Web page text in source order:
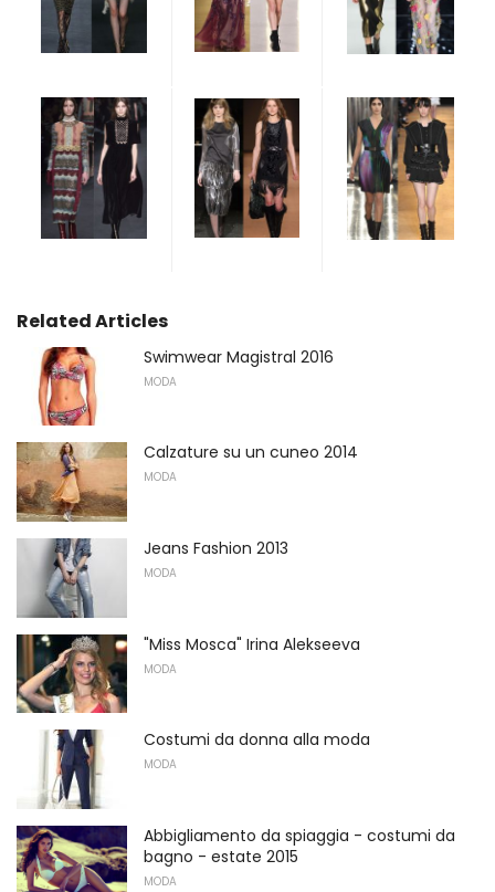
Related Articles
Swimwear Magistral 2016
MODA
Calzature su un cuneo 2014
MODA
Jeans Fashion 2013
MODA
"Miss Mosca" Irina Alekseeva
MODA
Costumi da donna alla moda
MODA
Abbigliamento da spiaggia - costumi da
bagno - estate 2015
MODA